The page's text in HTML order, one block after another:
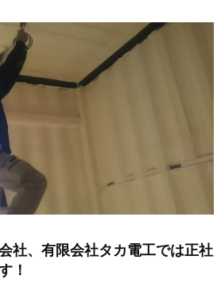
社、有限会社タカ電工では正社
！